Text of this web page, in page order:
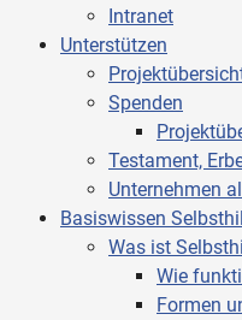
Intranet
Unterstützen
Spenden
Testament,
Unternehmen
Basiswissen
Was ist
Wie
Formen